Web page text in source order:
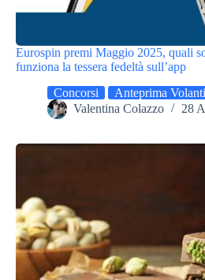
Eurospin premi Maggio 2025, quali
funziona la tessera fedeltà sull’app
Concorsi
Anteprima
Valentina Colazzo
28